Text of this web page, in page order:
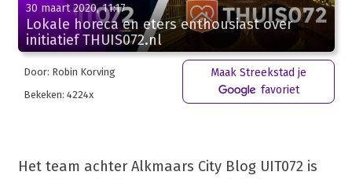
30 maart 2020, 11:17
Lokale horeca en eters enthousiast over
initiatief THUIS072.nl
Door: Robin Korving
Bekeken: 4224x
Maak Streekstad je
favoriet
Het team achter Alkmaars City Blog UIT072 is